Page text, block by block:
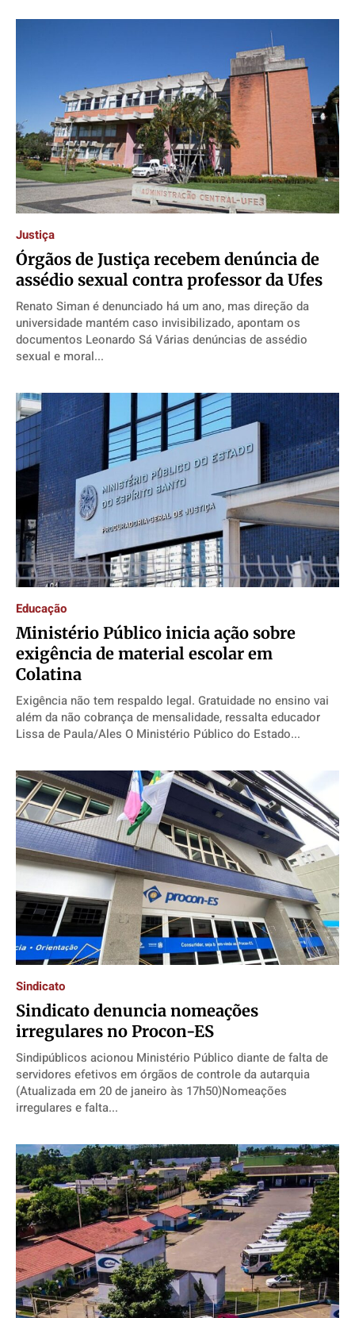
Justiça
Órgãos de Justiça recebem denúncia de
assédio sexual contra professor da Ufes
Renato Siman é denunciado há um ano, mas direção da
universidade mantém caso invisibilizado, apontam os
documentos Leonardo Sá Várias denúncias de assédio
sexual e moral...
Educação
Ministério Público inicia ação sobre
exigência de material escolar em
Colatina
Exigência não tem respaldo legal. Gratuidade no ensino vai
além da não cobrança de mensalidade, ressalta educador
Lissa de Paula/Ales O Ministério Público do Estado...
Sindicato
Sindicato denuncia nomeações
irregulares no Procon-ES
Sindipúblicos acionou Ministério Público diante de falta de
servidores efetivos em órgãos de controle da autarquia
(Atualizada em 20 de janeiro às 17h50)Nomeações
irregulares e falta...